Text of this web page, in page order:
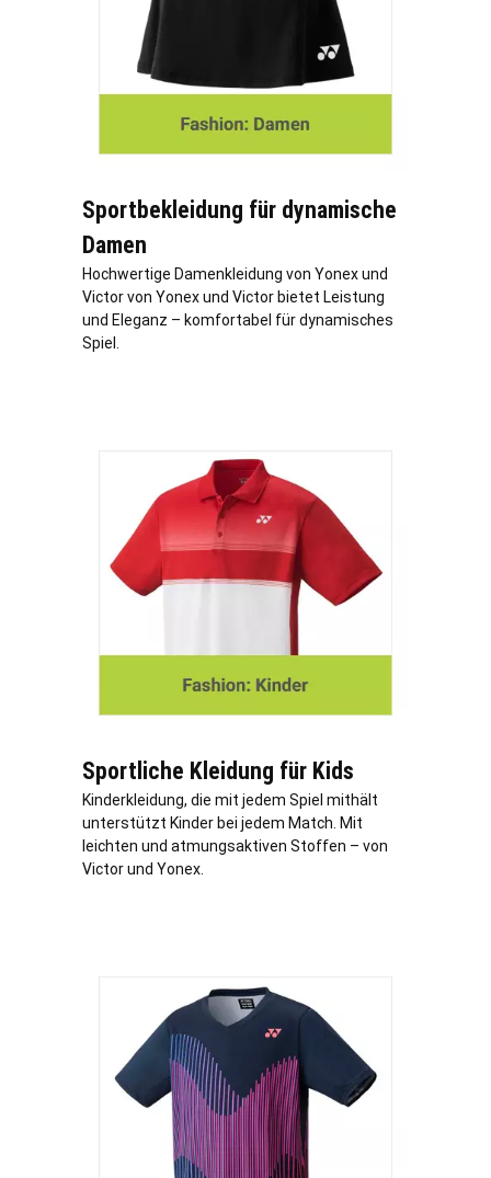
Sportbekleidung für dynamische
Damen
Hochwertige Damenkleidung von Yonex und
Victor von Yonex und Victor bietet Leistung
und Eleganz – komfortabel für dynamisches
Spiel.
Sportliche Kleidung für Kids
Kinderkleidung, die mit jedem Spiel mithält
unterstützt Kinder bei jedem Match. Mit
leichten und atmungsaktiven Stoffen – von
Victor und Yonex.